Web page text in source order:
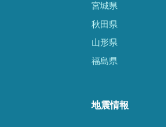
宮城県
秋田県
山形県
福島県
地震情報